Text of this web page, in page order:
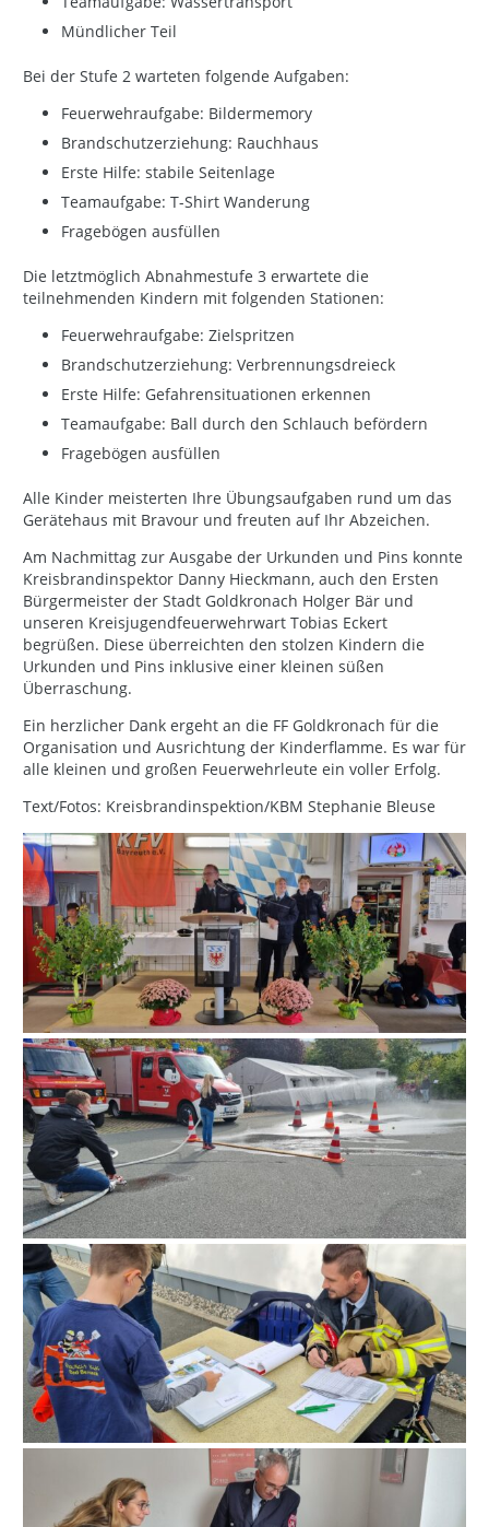
Mündlicher Teil
Bei der Stufe 2 warteten folgende Aufgaben:
Feuerwehraufgabe: Bildermemory
Brandschutzerziehung: Rauchhaus
Erste Hilfe: stabile Seitenlage
Teamaufgabe: T-Shirt Wanderung
Fragebögen ausfüllen
Die letztmöglich Abnahmestufe 3 erwartete die
teilnehmenden Kindern mit folgenden Stationen:
Feuerwehraufgabe: Zielspritzen
Brandschutzerziehung: Verbrennungsdreieck
Erste Hilfe: Gefahrensituationen erkennen
Teamaufgabe: Ball durch den Schlauch befördern
Fragebögen ausfüllen
Alle Kinder meisterten Ihre Übungsaufgaben rund um das
Gerätehaus mit Bravour und freuten auf Ihr Abzeichen.
Am Nachmittag zur Ausgabe der Urkunden und Pins konnte
Kreisbrandinspektor Danny Hieckmann, auch den Ersten
Bürgermeister der Stadt Goldkronach Holger Bär und
unseren Kreisjugendfeuerwehrwart Tobias Eckert
begrüßen. Diese überreichten den stolzen Kindern die
Urkunden und Pins inklusive einer kleinen süßen
Überraschung.
Ein herzlicher Dank ergeht an die FF Goldkronach für die
Organisation und Ausrichtung der Kinderflamme. Es war für
alle kleinen und großen Feuerwehrleute ein voller Erfolg.
Text/Fotos: Kreisbrandinspektion/KBM Stephanie Bleuse